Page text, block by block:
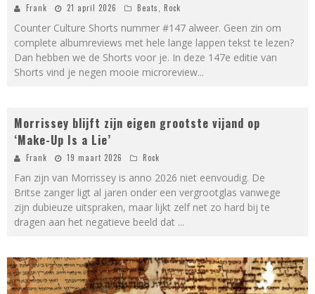
Frank 21 april 2026 Beats, Rock
Counter Culture Shorts nummer #147 alweer. Geen zin om
complete albumreviews met hele lange lappen tekst te lezen?
Dan hebben we de Shorts voor je. In deze 147e editie van
Shorts vind je negen mooie microreview...
Morrissey blijft zijn eigen grootste vijand op
‘Make-Up Is a Lie’
Frank 19 maart 2026 Rock
Fan zijn van Morrissey is anno 2026 niet eenvoudig. De
Britse zanger ligt al jaren onder een vergrootglas vanwege
zijn dubieuze uitspraken, maar lijkt zelf net zo hard bij te
dragen aan het negatieve beeld dat ...